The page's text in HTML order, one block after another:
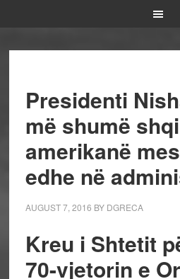
Presidenti
më shumë
amerikanë
edhe në
AUGUST 7, 2016 BY DGRECA
Kreu i Shtetit
70-vjetorin e